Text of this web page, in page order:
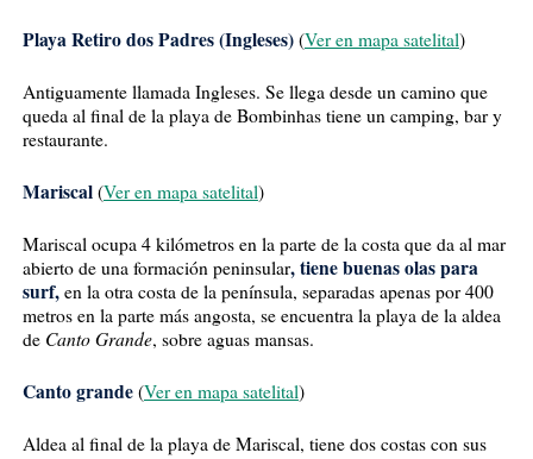
Playa Retiro dos Padres (Ingleses)(Ver en mapa satelital)
Antiguamente llamada Ingleses. Se llega desde un camino que
queda al final de la playa de Bombinhas tiene un camping, bar y
restaurante.
Mariscal(Ver en mapa satelital)
Mariscal ocupa 4 kilómetros en la parte de la costa que da al mar
abierto de una formación peninsular, tiene buenas olas para
surf, en la otra costa de la península, separadas apenas por 400
metros en la parte más angosta, se encuentra la playa de la aldea
de Canto Grande, sobre aguas mansas.
Canto grande(Ver en mapa satelital)
Aldea al final de la playa de Mariscal, tiene dos costas con sus